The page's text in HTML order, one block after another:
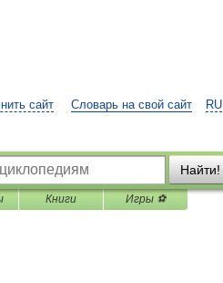
RU
сайт Словарь на свой сайт
Найти!
Книги Игры ⚽